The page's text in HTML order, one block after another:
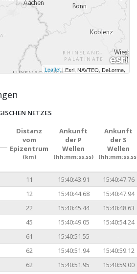
Leaflet | Esri, NAVTEQ, DeLorme,
NETZES
Distanz
vom
Epizentrum
(km)
Ankunft
der P
Wellen
(hh:mm:ss.ss)
Ankunft
der S
Wellen
11 15:40:43.91
15:40:47.76
12 15:40:44.68
15:40:47.94
22 15:40:45.44
15:40:48.63
45 15:40:49.05
15:40:54.24
61 15:40:51.55
-
62 15:40:51.94
15:40:59.12
62 15:40:51.95
15:40:59.00